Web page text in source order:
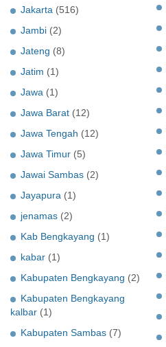
Jakarta (516)
Jambi (2)
Jateng (8)
Jatim (1)
Jawa (1)
Jawa Barat (12)
Jawa Tengah (12)
Jawa Timur (5)
Jawai Sambas (2)
Jayapura (1)
jenamas (2)
Kab Bengkayang (1)
kabar (1)
Kabupaten Bengkayang (2)
Kabupaten Bengkayang
kalbar (1)
Kabupaten Sambas (7)